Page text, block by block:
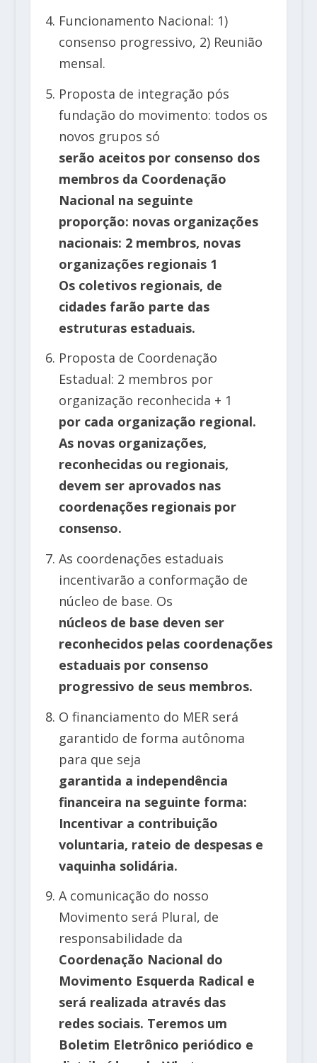
Funcionamento Nacional: 1)
consenso progressivo, 2) Reunião
mensal.
Proposta de integração pós
fundação do movimento: todos os
novos grupos só
serão aceitos por consenso dos
membros da Coordenação
Nacional na seguinte
proporção: novas organizações
nacionais: 2 membros, novas
organizações regionais 1
Os coletivos regionais, de
cidades farão parte das
estruturas estaduais.
Proposta de Coordenação
Estadual: 2 membros por
organização reconhecida + 1
por cada organização regional.
As novas organizações,
reconhecidas ou regionais,
devem ser aprovados nas
coordenações regionais por
consenso.
As coordenações estaduais
incentivarão a conformação de
núcleo de base. Os
núcleos de base deven ser
reconhecidos pelas coordenações
estaduais por consenso
progressivo de seus membros.
O financiamento do MER será
garantido de forma autônoma
para que seja
garantida a independência
financeira na seguinte forma:
Incentivar a contribuição
voluntaria, rateio de despesas e
vaquinha solidária.
A comunicação do nosso
Movimento será Plural, de
responsabilidade da
Coordenação Nacional do
Movimento Esquerda Radical e
será realizada através das
redes sociais. Teremos um
Boletim Eletrônico periódico e